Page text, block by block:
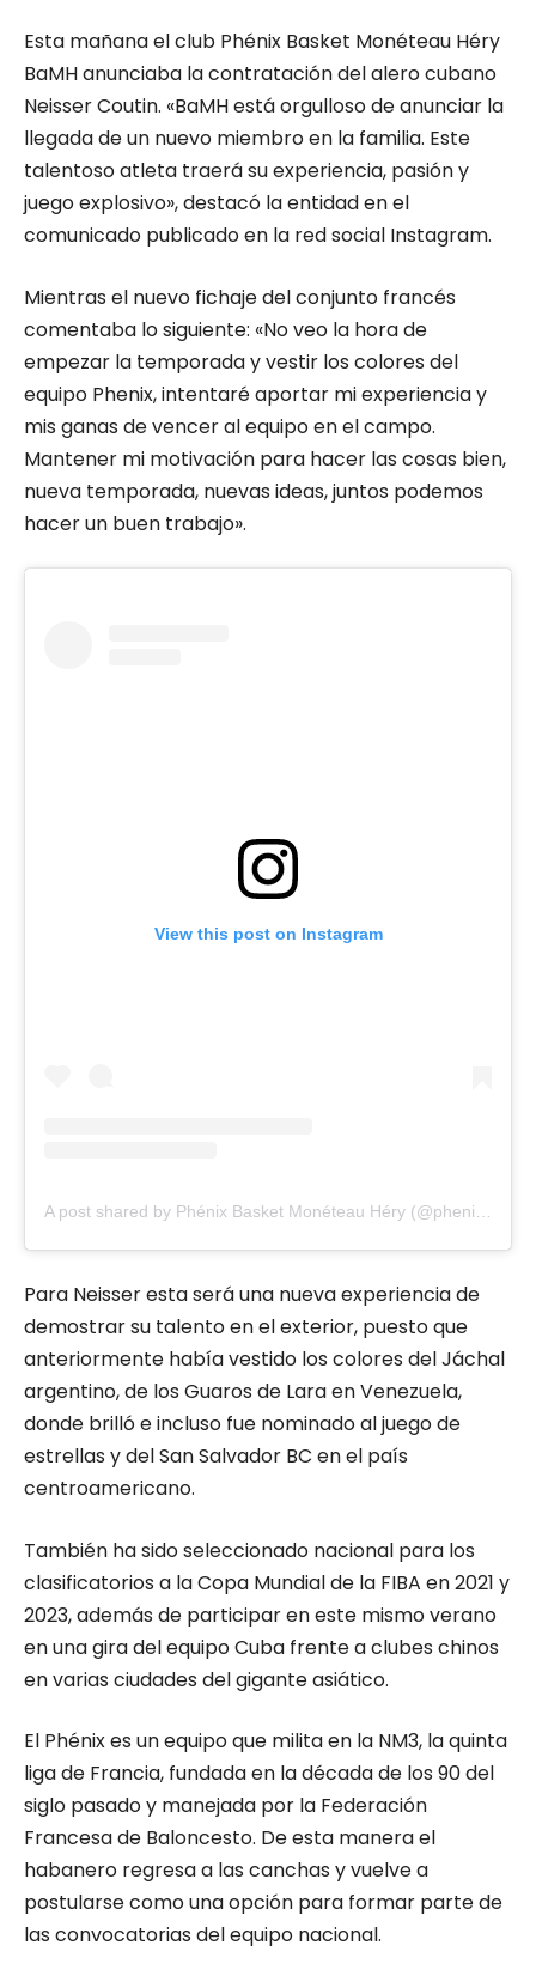
Esta mañana el club Phénix Basket Monéteau Héry
BaMH anunciaba la contratación del alero cubano
Neisser Coutin. «BaMH está orgulloso de anunciar la
llegada de un nuevo miembro en la familia. Este
talentoso atleta traerá su experiencia, pasión y
juego explosivo», destacó la entidad en el
comunicado publicado en la red social Instagram.
Mientras el nuevo fichaje del conjunto francés
comentaba lo siguiente: «No veo la hora de
empezar la temporada y vestir los colores del
equipo Phenix, intentaré aportar mi experiencia y
mis ganas de vencer al equipo en el campo.
Mantener mi motivación para hacer las cosas bien,
nueva temporada, nuevas ideas, juntos podemos
hacer un buen trabajo».
View this post on Instagram
Para Neisser esta será una nueva experiencia de
demostrar su talento en el exterior, puesto que
anteriormente había vestido los colores del Jáchal
argentino, de los Guaros de Lara en Venezuela,
donde brilló e incluso fue nominado al juego de
estrellas y del San Salvador BC en el país
centroamericano.
También ha sido seleccionado nacional para los
clasificatorios a la Copa Mundial de la FIBA en 2021 y
2023, además de participar en este mismo verano
en una gira del equipo Cuba frente a clubes chinos
en varias ciudades del gigante asiático.
El Phénix es un equipo que milita en la NM3, la quinta
liga de Francia, fundada en la década de los 90 del
siglo pasado y manejada por la Federación
Francesa de Baloncesto. De esta manera el
habanero regresa a las canchas y vuelve a
postularse como una opción para formar parte de
las convocatorias del equipo nacional.